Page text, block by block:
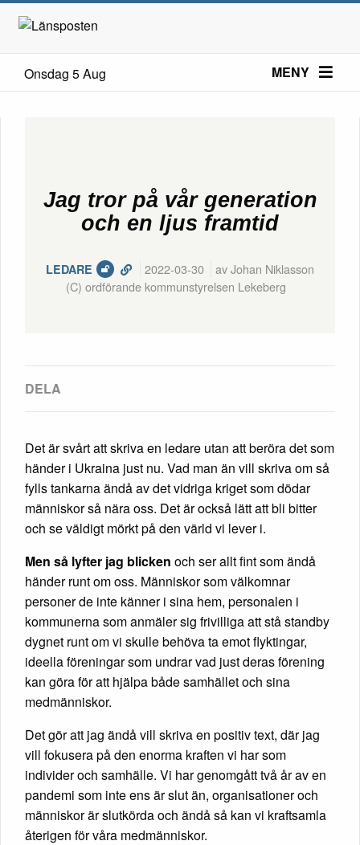
Onsdag 5 Aug MENY
Jag tror på vår generation
och en ljus framtid
LEDARE 2022-03-30
av Johan Niklasson
(C) ordförande kommunstyrelsen Lekeberg
Det är svårt att skriva en ledare utan att beröra det som
händer i Ukraina just nu. Vad man än vill skriva om så
fylls tankarna ändå av det vidriga kriget som dödar
människor så nära oss. Det är också lätt att bli bitter
och se väldigt mörkt på den värld vi lever i.
Men så lyfter jag blicken och ser allt fint som ändå
händer runt om oss. Människor som välkomnar
personer de inte känner i sina hem, personalen i
kommunerna som anmäler sig frivilliga att stå standby
dygnet runt om vi skulle behöva ta emot flyktingar,
ideella föreningar som undrar vad just deras förening
kan göra för att hjälpa både samhället och sina
medmänniskor.
Det gör att jag ändå vill skriva en positiv text, där jag
vill fokusera på den enorma kraften vi har som
individer och samhälle. Vi har genomgått två år av en
pandemi som inte ens är slut än, organisationer och
människor är slutkörda och ändå så kan vi kraftsamla
återigen för våra medmänniskor.